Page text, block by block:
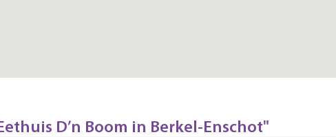
D’n Boom in Berkel-Enschot"